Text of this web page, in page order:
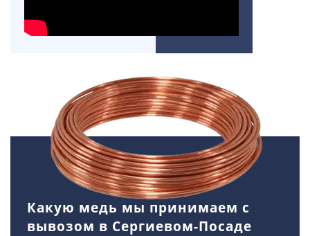
Какую медь мы принимаем с
вывозом в Сергиевом-Посаде